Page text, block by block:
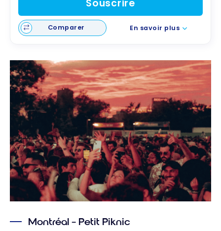
Souscrire
Comparer En savoir plus
Montréal – Petit Piknic